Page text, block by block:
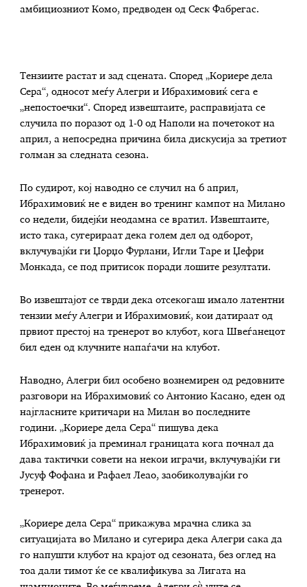
амбициозниот Комо, предводен од Сеск Фабрегас.
Тензиите растат и зад сцената. Според „Кориере дела
Сера“, односот меѓу Алегри и Ибрахимовиќ сега е
„непостоечки“. Според извештаите, расправијата се
случила по поразот од 1-0 од Наполи на почетокот на
април, а непосредна причина била дискусија за третиот
голман за следната сезона.
По судирот, кој наводно се случил на 6 април,
Ибрахимовиќ не е виден во тренинг кампот на Милано
со недели, бидејќи неодамна се вратил. Извештаите,
исто така, сугерираат дека голем дел од одборот,
вклучувајќи ги Џорџо Фурлани, Игли Таре и Џефри
Монкада, се под притисок поради лошите резултати.
Во извештајот се тврди дека отсекогаш имало латентни
тензии меѓу Алегри и Ибрахимовиќ, кои датираат од
првиот престој на тренерот во клубот, кога Швеѓанецот
бил еден од клучните напаѓачи на клубот.
Наводно, Алегри бил особено вознемирен од редовните
разговори на Ибрахимовиќ со Антонио Касано, еден од
најгласните критичари на Милан во последните
години. „Кориере дела Сера“ пишува дека
Ибрахимовиќ ја преминал границата кога почнал да
дава тактички совети на некои играчи, вклучувајќи ги
Јусуф Фофана и Рафаел Леао, заобиколувајќи го
тренерот.
„Кориере дела Сера“ прикажува мрачна слика за
ситуацијата во Милано и сугерира дека Алегри сака да
го напушти клубот на крајот од сезоната, без оглед на
тоа дали тимот ќе се квалификува за Лигата на